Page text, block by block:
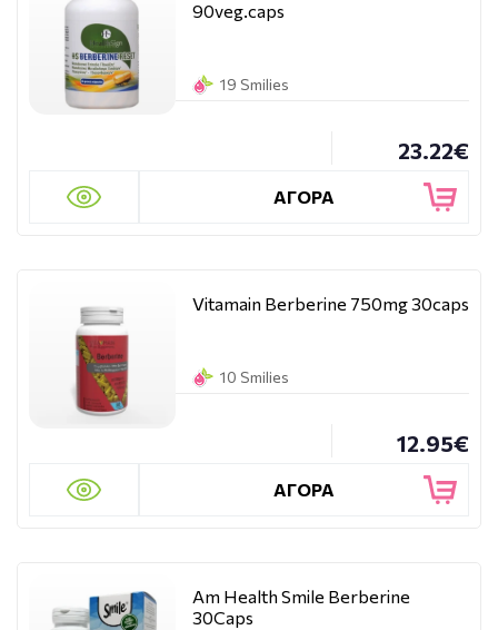
90veg.caps
19 Smilies
23.22€
ΑΓΟΡΑ
Vitamain Berberine 750mg 30caps
10 Smilies
12.95€
ΑΓΟΡΑ
Am Health Smile Berberine
30Caps